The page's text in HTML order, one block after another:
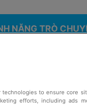
NĂNG TRÒ
to ensure core
efforts, including ads